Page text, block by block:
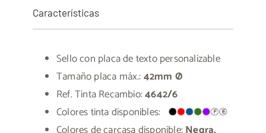
Características
Sello con placa de texto personalizable
Tamaño placa máx.:42mm Ø
Ref. Tinta Recambio:4642/6
Colores tinta disponibles: